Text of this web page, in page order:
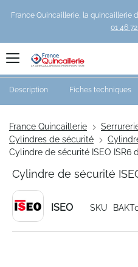
France Quincaillerie, la quincaillerie
01 46
France Quincaillerie
Cylindres de sécurité
Cylindre de sécurité ISEO ISR6
Cylindre de sécurité
ISEO SKU
Description Fiches techniques